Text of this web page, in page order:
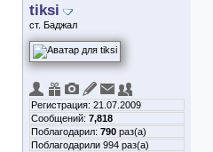
tiksi
ст. Баджал
Регистрация: 21.07.2009
Сообщений: 7,818
Поблагодарил: 790 раз(а)
Поблагодарили 994 раз(а)